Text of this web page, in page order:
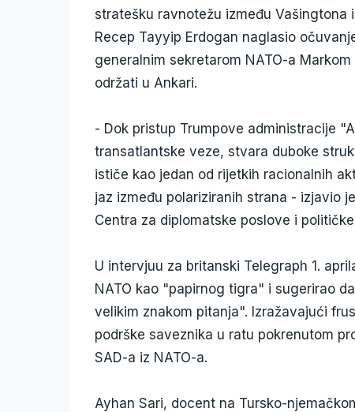
stratešku ravnotežu između Vašingtona
Recep Tayyip Erdogan naglasio
generalnim sekretarom NATO-a
održati u Ankari.
- Dok pristup Trumpove administracije
transatlantske veze, stvara duboke
ističe kao jedan od rijetkih racionalnih
jaz između polariziranih strana - izjavio
Centra za diplomatske poslove i
U intervjuu za britanski Telegraph 1.
NATO kao "papirnog tigra" i sugerirao
velikim znakom pitanja". Izražavajući
podrške saveznika u ratu pokrenutom
SAD-a iz NATO-a.
Ayhan Sari, docent na Tursko-